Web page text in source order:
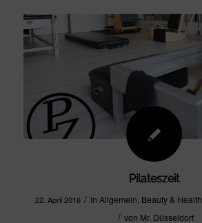
Pilateszeit
22. April 2016 / in Allgemein Beauty & Health
/ von Mr. Düsseldorf